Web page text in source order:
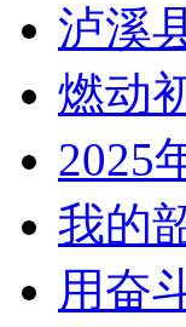
泸溪
燃动
2025
我的
用奋